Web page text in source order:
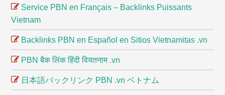
Service PBN en Français – Backlinks Puissants
Vietnam
Backlinks PBN en Español en Sitios Vietnamitas .vn
PBN बैक लिंक हिंदी वियतनाम .vn
日本語バックリンク PBN .vn ベトナム